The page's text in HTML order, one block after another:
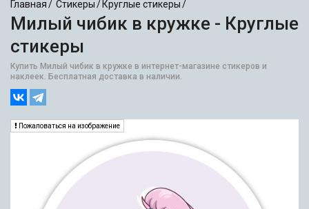
Главная Стикеры Круглые стикеры
Милый чибик в кружке - Круглые
стикеры
Купить Милый чибик в кружке в интернет-магазине стикеров и
наклеек. Бесплатная доставка в наличии.
Пожаловаться на изображение